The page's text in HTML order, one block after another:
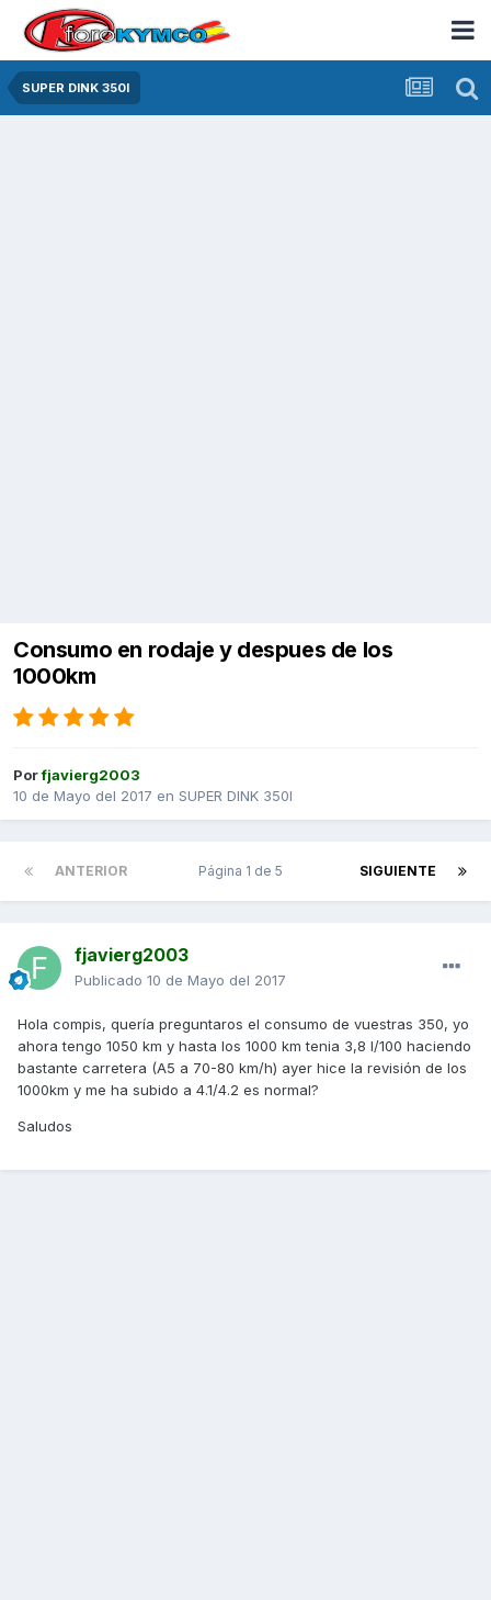
SUPER DINK 350I
Consumo en rodaje y despues de los
1000km
Porfjavierg2003
10 de Mayo del 2017 en SUPER DINK 350I
ANTERIOR SIGUIENTE
Página 1 de 5
fjavierg2003
Publicado 10 de Mayo del 2017
Hola compis, quería preguntaros el consumo de vuestras 350, yo
ahora tengo 1050 km y hasta los 1000 km tenia 3,8 l/100 haciendo
bastante carretera (A5 a 70-80 km/h) ayer hice la revisión de los
1000km y me ha subido a 4.1/4.2 es normal?
Saludos